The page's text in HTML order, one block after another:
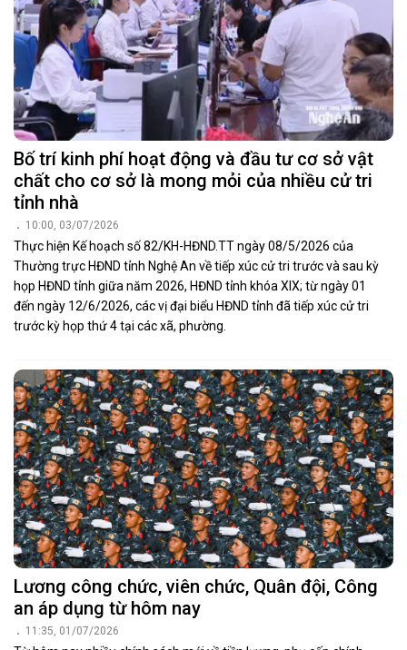
Bố trí kinh phí hoạt động và đầu tư cơ sở vật
chất cho cơ sở là mong mỏi của nhiều cử tri
tỉnh nhà
10:00, 03/07/2026
Thực hiện Kế hoạch số 82/KH-HĐND.TT ngày 08/5/2026 của
Thường trực HĐND tỉnh Nghệ An về tiếp xúc cử tri trước và sau kỳ
họp HĐND tỉnh giữa năm 2026, HĐND tỉnh khóa XIX; từ ngày 01
đến ngày 12/6/2026, các vị đại biểu HĐND tỉnh đã tiếp xúc cử tri
trước kỳ họp thứ 4 tại các xã, phường.
Lương công chức, viên chức, Quân đội, Công
an áp dụng từ hôm nay
11:35, 01/07/2026